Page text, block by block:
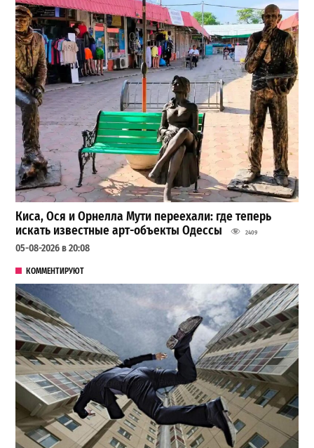
Киса, Ося и Орнелла Мути переехали: где теперь
искать известные арт-объекты Одессы
2409
05-08-2026 в 20:08
КОММЕНТИРУЮТ